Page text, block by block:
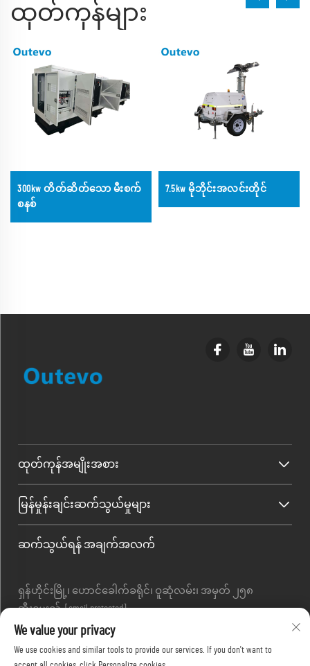
ထုတ်ကုန်များ
300kw တိတ်ဆိတ်သော မီးစက်
စနစ်
7.5kw မိုဘိုင်းအလင်းတိုင်
ထုတ်ကုန်အမျိုးအစား
မြန်မှုန်းချင်းဆက်သွယ်မှုများ
ဆက်သွယ်ရန် အချက်အလက်
ရှန်ဟိုင်းမြို့၊ ဟောင်ခေါက်ခရိုင်၊ ဝူဆုံလမ်း၊ အမှတ် ၂၅၈
အီးမေးလ် :[email protected]
တယ်လီဖုန်း :+86-13280087620
တယ်လီဖုန်း :
+86-13280035385
တယ်လီဖုန်း : +86-13280039195
We value your privacy
We use cookies and similar tools to provide our services. If you don't want to